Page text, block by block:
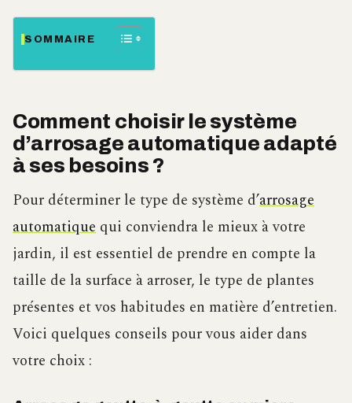
SOMMAIRE
Comment choisir le système
d’arrosage automatique adapté
à ses besoins ?
Pour déterminer le type de système d’arrosage
automatique qui conviendra le mieux à votre
jardin, il est essentiel de prendre en compte la
taille de la surface à arroser, le type de plantes
présentes et vos habitudes en matière d’entretien.
Voici quelques conseils pour vous aider dans
votre choix :